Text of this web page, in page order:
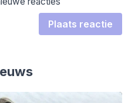
Plaats reactie